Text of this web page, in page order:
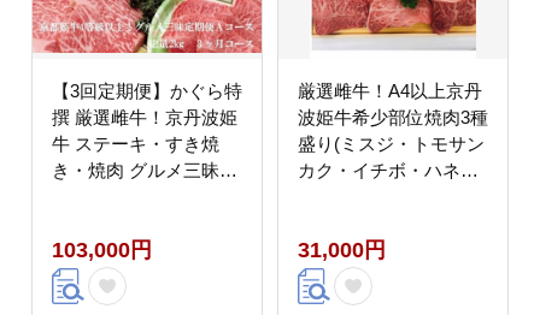
【3回定期便】かぐら特
撰 厳選雌牛！京丹波姫
牛 ステーキ・すき焼
き・焼肉 グルメ三昧定
103,000円
厳選雌牛！A4以上京丹
波姫牛希少部位焼肉3種
盛り(ミスジ・トモサン
カク・イチボ・ハネシ
31,000円